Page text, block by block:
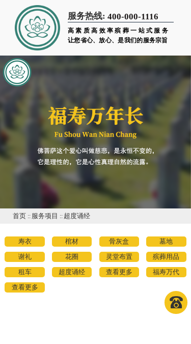
服务热线: 400-000-1116
高素质高效率殡葬一站式服务
让您省心、放心、是我们的服务宗旨
首页 :: 服务项目 :: 超度诵经
寿衣 棺材 骨灰盒 墓地
谢礼 花圈 灵堂布置 殡葬用品
租车 超度诵经 查看更多 福寿万代
查看更多